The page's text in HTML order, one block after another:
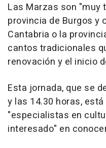
Las Marzas son "muy
provincia de Burgos y
Cantabria o la
cantos tradicionales
renovación y el inicio
Esta jornada, que se
y las 14.30 horas,
"especialistas en
interesado" en